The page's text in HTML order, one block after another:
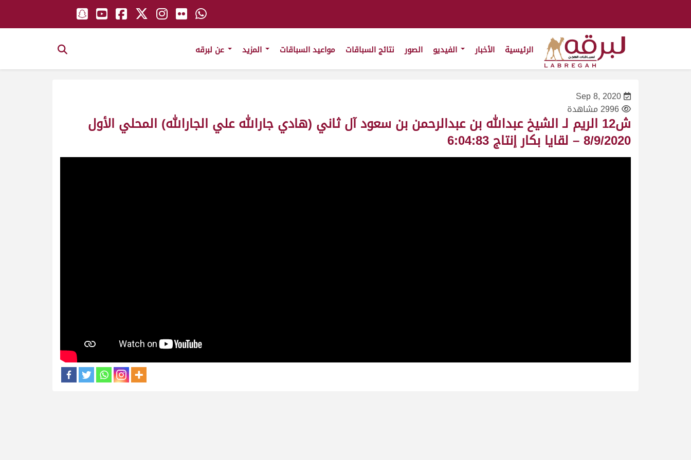
الرئيسية الأخبار الصور نتائج السباقات مواعيد السباقات
Sep 8, 2020
2996 مشاهدة
ش12 الريم لـ الشيخ عبدالله بن عبدالرحمن بن سعود آل ثاني (هادي جارالله علي الجارالله) المحلي الأول
8/9/2020 – لقايا بكار إنتاج 6:04:83